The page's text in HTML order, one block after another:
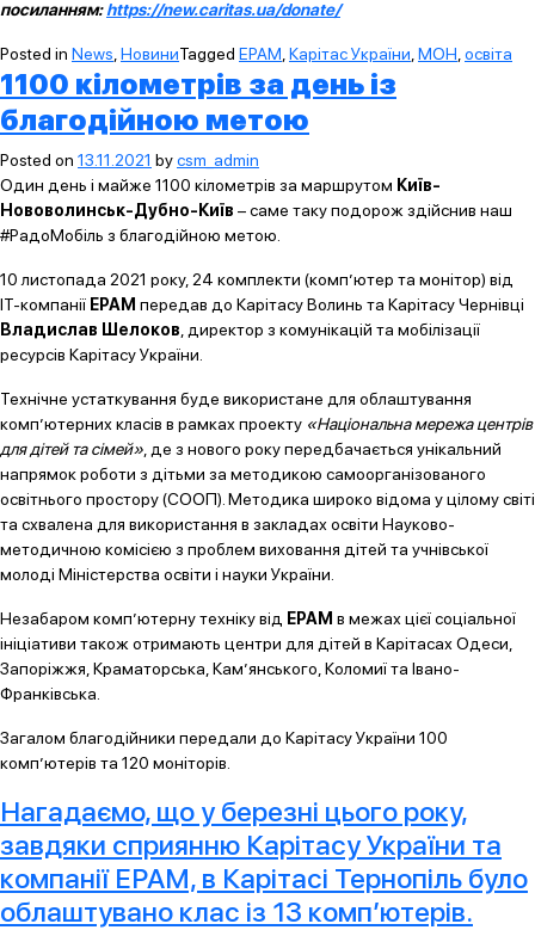
посиланням:https://new.caritas.ua/donate/
Posted in News НовиниTagged EPAM Карітас України МОН освіта
1100 кілометрів за день із
благодійною метою
Posted on 13.11.2021 bycsm_admin
Один день і майже 1100 кілометрів за маршрутом Київ-
Нововолинськ-Дубно-Київ – саме таку подорож здійснив наш
#РадоМобіль з благодійною метою.
10 листопада 2021 року, 24 комплекти (комп’ютер та монітор) від
IT-компанії EPAM передав до Карітасу Волинь та Карітасу Чернівці
Владислав Шелоков , директор з комунікацій та мобілізації
ресурсів Карітасу України.
Технічне устаткування буде використане для облаштування
комп’ютерних класів в рамках проекту «Національна мережа центрів
для дітей та сімей» , де з нового року передбачається унікальний
напрямок роботи з дітьми за методикою самоорганізованого
освітнього простору (СООП). Методика широко відома у цілому світі
та схвалена для використання в закладах освіти Науково-
методичною комісією з проблем виховання дітей та учнівської
молоді Міністерства освіти і науки України.
Незабаром комп’ютерну техніку від EPAM в межах цієї соціальної
ініціативи також отримають центри для дітей в Карітасах Одеси,
Запоріжжя, Краматорська, Кам’янського, Коломиї та Івано-
Франківська.
Загалом благодійники передали до Карітасу України 100
комп’ютерів та 120 моніторів.
Нагадаємо, що у березні цього року,
завдяки сприянню Карітасу України та
компанії EPAM, в Карітасі Тернопіль було
облаштувано клас із 13 комп’ютерів.